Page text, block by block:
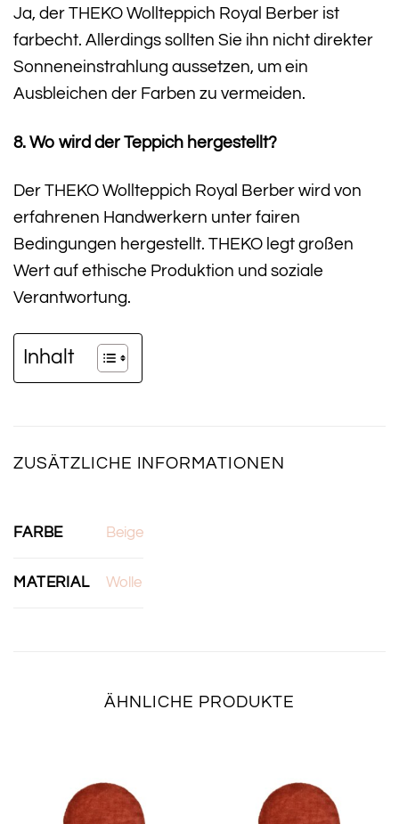
Ja, der THEKO Wollteppich Royal Berber ist
farbecht. Allerdings sollten Sie ihn nicht direkter
Sonneneinstrahlung aussetzen, um ein
Ausbleichen der Farben zu vermeiden.
8. Wo wird der Teppich hergestellt?
Der THEKO Wollteppich Royal Berber wird von
erfahrenen Handwerkern unter fairen
Bedingungen hergestellt. THEKO legt großen
Wert auf ethische Produktion und soziale
Verantwortung.
Inhalt
ZUSÄTZLICHE INFORMATIONEN
FARBE Beige
MATERIAL Wolle
ÄHNLICHE PRODUKTE